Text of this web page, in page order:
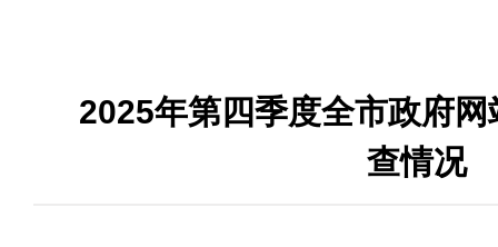
2025年第四季度全市政府
查情况